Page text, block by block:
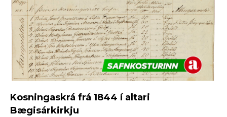
Kosningaskrá frá 1844 í altari
Bægisárkirkju